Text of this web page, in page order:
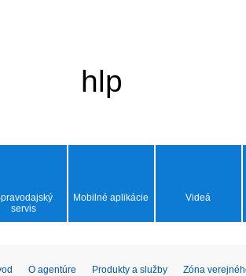
servis
Mobilné aplikácie Videá
O agentúre Produkty a služby
Zóna